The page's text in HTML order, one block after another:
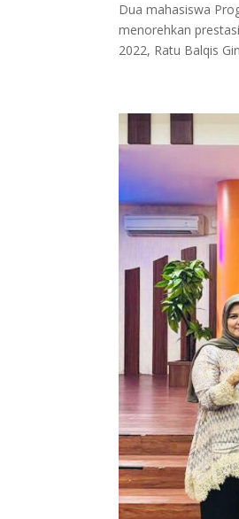
Dua mahasiswa
menorehkan
2022, Ratu Balqis